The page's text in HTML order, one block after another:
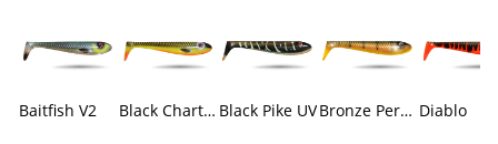
Baitfish V2 Black Chartreuse Black Pike UV Bronze Perch Diablo